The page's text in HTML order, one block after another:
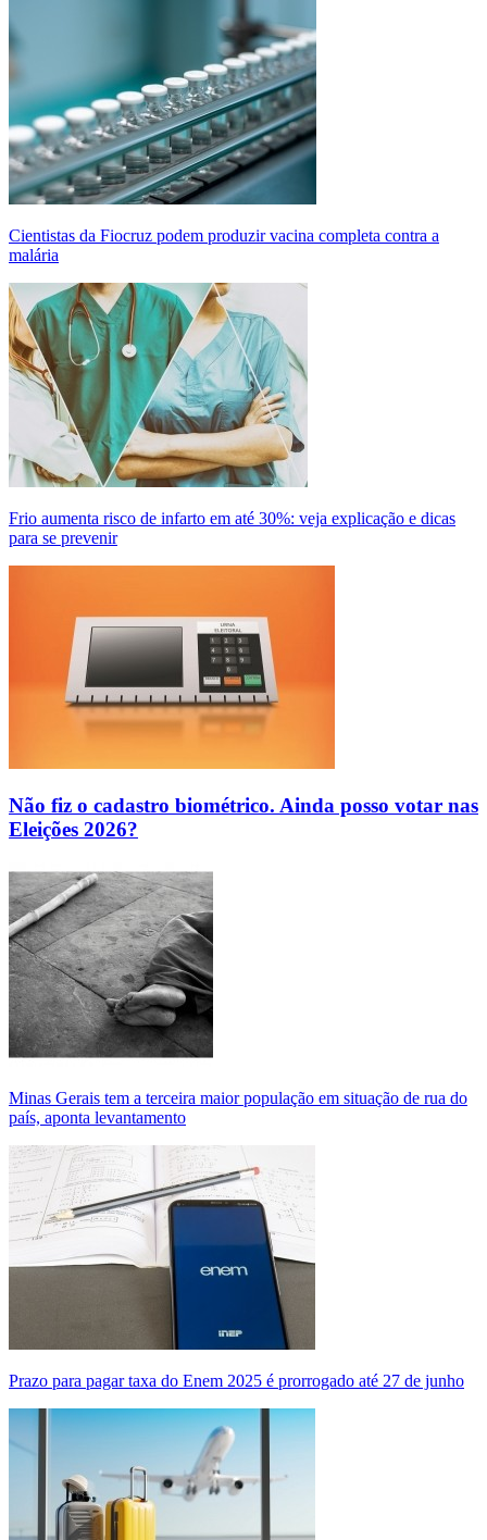
Cientistas da Fiocruz podem produzir vacina completa contra a
malária
Frio aumenta risco de infarto em até 30%: veja explicação e dicas
para se prevenir
Não fiz o cadastro biométrico. Ainda posso votar nas
Eleições 2026?
Minas Gerais tem a terceira maior população em situação de rua do
país, aponta levantamento
Prazo para pagar taxa do Enem 2025 é prorrogado até 27 de junho